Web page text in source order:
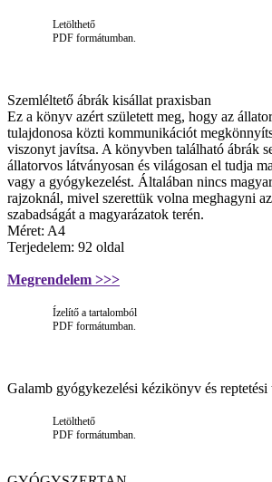
Letölthető
PDF formátumban.
Szemléltető ábrák kisállat praxisban
Ez a könyv azért született meg, hogy az
tulajdonosa közti kommunikációt
viszonyt javítsa. A könyvben található ábrák
állatorvos látványosan és világosan el tudja
vagy a gyógykezelést. Általában nincs
rajzoknál, mivel szerettük volna meghagyni
szabadságát a magyarázatok terén.
Méret: A4
Terjedelem: 92 oldal
Megrendelem >>>
Ízelítő a tartalomból
PDF formátumban.
Galamb gyógykezelési kézikönyv és reptetési
Letölthető
PDF formátumban.